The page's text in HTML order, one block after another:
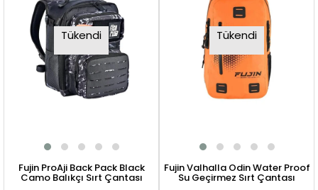
Tükendi
Fujin ProAji Back Pack Black
Camo Balıkçı Sırt Çantası
Tükendi
Fujin Valhalla Odin Water Proof
Su Geçirmez Sırt Çantası